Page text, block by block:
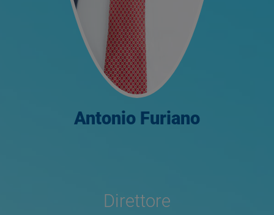
Antonio Furiano
Direttore